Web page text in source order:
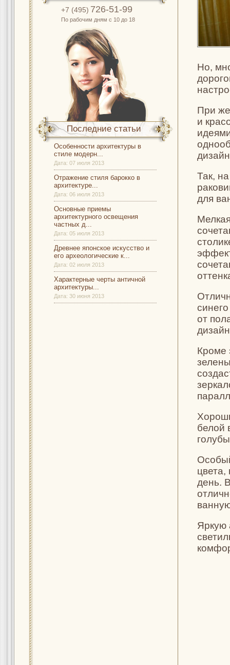
Но,
При
и
Так,
для
от
Кроме
белой
цвета,
день.
Яркую
+7 (495) 726-51-99
По рабочим дням с 10 до 18
Последние статьи
Особенности архитектуры в
стиле модерн...
Дата: 07 июля 2013
Отражение стиля барокко в
архитектуре...
Дата: 06 июля 2013
Основные приемы
архитектурного освещения
частных д...
Дата: 05 июля 2013
Древнее японское искусство и
его археологические к...
Дата: 02 июля 2013
Характерные черты античной
архитектуры...
Дата: 30 июня 2013